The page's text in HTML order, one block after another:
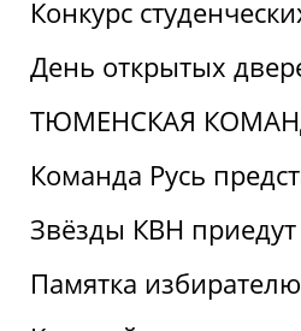
Конкурс
День открытых
ТЮМЕНСКАЯ
Команда Русь
Звёзды КВН
Памятка